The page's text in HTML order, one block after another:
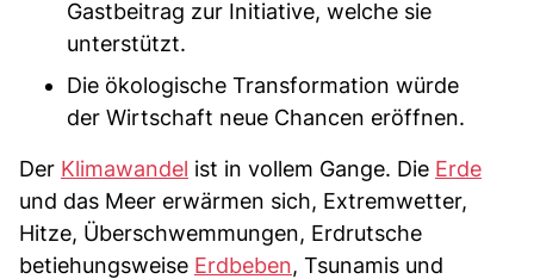
Gastbeitrag zur Initiative, welche sie
unterstützt.
Die ökologische Transformation würde
der Wirtschaft neue Chancen eröffnen.
Der Klimawandel ist in vollem Gange. Die Erde
und das Meer erwärmen sich, Extremwetter,
Hitze, Überschwemmungen, Erdrutsche
betiehungsweise Erdbeben, Tsunamis und